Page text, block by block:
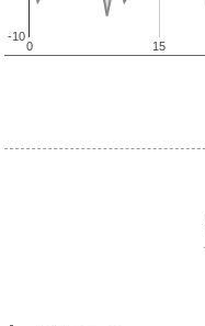
0 15
-10